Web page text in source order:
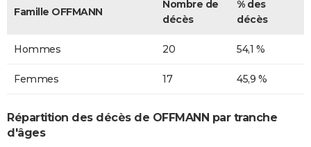
Famille OFFMANN
Nombre de
décès
% des
décès
Hommes 20 54,1 %
Femmes 17 45,9 %
Répartition des décès de OFFMANN par tranche
d'âges